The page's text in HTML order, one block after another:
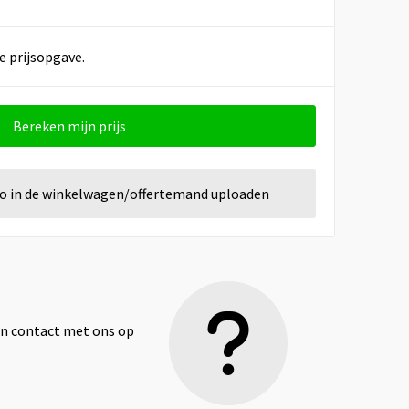
prijsopgave.
Bereken mijn prijs
in de winkelwagen/offertemand uploaden
contact met ons op